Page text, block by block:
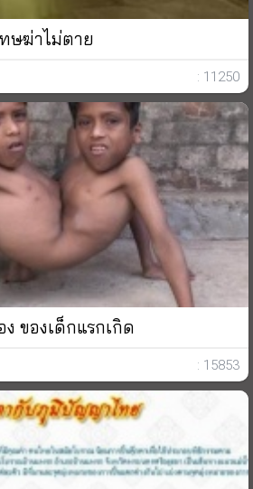
ษฆ่าไม่ตาย
: 11250
ของเด็กแรกเกิด
: 15853